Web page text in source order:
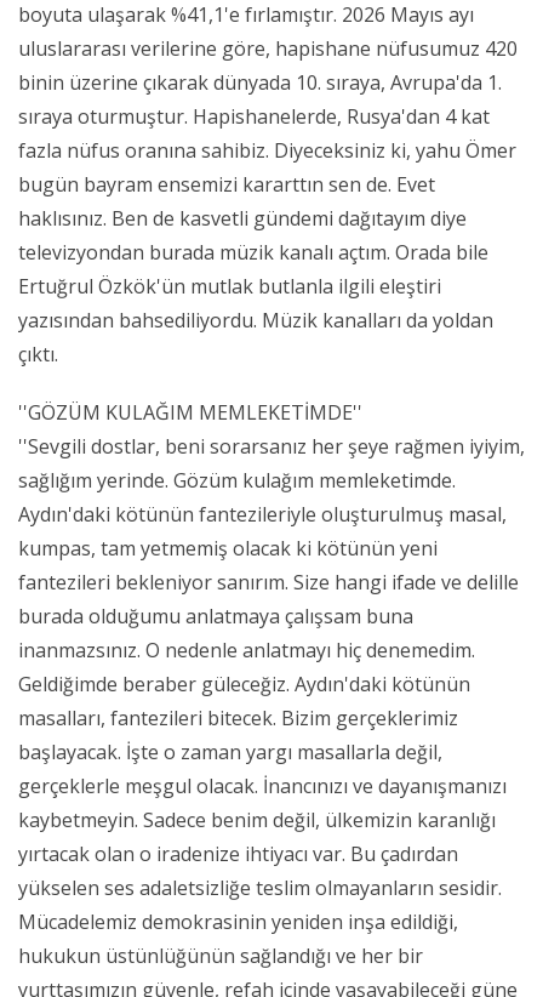
boyuta ulaşarak %41,1'e fırlamıştır. 2026 Mayıs ayı
uluslararası verilerine göre, hapishane nüfusumuz 420
binin üzerine çıkarak dünyada 10. sıraya, Avrupa'da 1.
sıraya oturmuştur. Hapishanelerde, Rusya'dan 4 kat
fazla nüfus oranına sahibiz. Diyeceksiniz ki, yahu Ömer
bugün bayram ensemizi kararttın sen de. Evet
haklısınız. Ben de kasvetli gündemi dağıtayım diye
televizyondan burada müzik kanalı açtım. Orada bile
Ertuğrul Özkök'ün mutlak butlanla ilgili eleştiri
yazısından bahsediliyordu. Müzik kanalları da yoldan
çıktı.
''GÖZÜM KULAĞIM MEMLEKETİMDE''
''Sevgili dostlar, beni sorarsanız her şeye rağmen iyiyim,
sağlığım yerinde. Gözüm kulağım memleketimde.
Aydın'daki kötünün fantezileriyle oluşturulmuş masal,
kumpas, tam yetmemiş olacak ki kötünün yeni
fantezileri bekleniyor sanırım. Size hangi ifade ve delille
burada olduğumu anlatmaya çalışsam buna
inanmazsınız. O nedenle anlatmayı hiç denemedim.
Geldiğimde beraber güleceğiz. Aydın'daki kötünün
masalları, fantezileri bitecek. Bizim gerçeklerimiz
başlayacak. İşte o zaman yargı masallarla değil,
gerçeklerle meşgul olacak. İnancınızı ve dayanışmanızı
kaybetmeyin. Sadece benim değil, ülkemizin karanlığı
yırtacak olan o iradenize ihtiyacı var. Bu çadırdan
yükselen ses adaletsizliğe teslim olmayanların sesidir.
Mücadelemiz demokrasinin yeniden inşa edildiği,
hukukun üstünlüğünün sağlandığı ve her bir
yurttaşımızın güvenle, refah içinde yaşayabileceği güne